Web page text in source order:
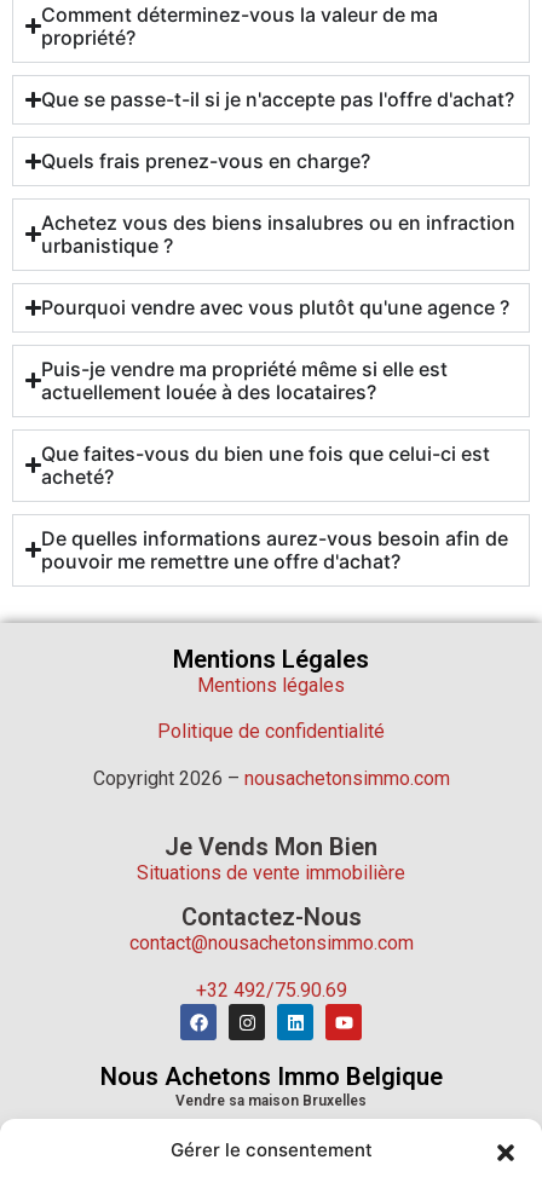
Gérer le consentement
Comment déterminez-vous la valeur de ma
propriété?
Que se passe-t-il si je n'accepte pas l'offre d'achat?
Quels frais prenez-vous en charge?
Achetez vous des biens insalubres ou en infraction
urbanistique ?
Pourquoi vendre avec vous plutôt qu'une agence ?
Puis-je vendre ma propriété même si elle est
actuellement louée à des locataires?
Que faites-vous du bien une fois que celui-ci est
acheté?
De quelles informations aurez-vous besoin afin de
pouvoir me remettre une offre d'achat?
Mentions Légales
Mentions légales
Politique de confidentialité
Copyright 2026 – nousachetonsimmo.com
Je Vends Mon Bien
Situations de vente immobilière
Contactez-Nous
contact@nousachetonsimmo.com
+32 492/75.90.69
Nous Achetons Immo Belgique
Vendre sa maison Bruxelles
Vendre sa maison Province de Liège